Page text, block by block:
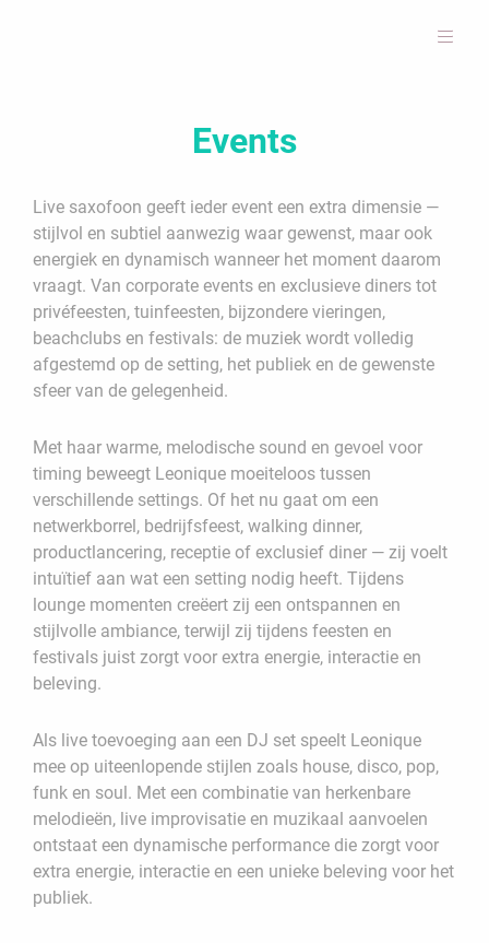
Events
Live saxofoon geeft ieder event een extra dimensie —
stijlvol en subtiel aanwezig waar gewenst, maar ook
energiek en dynamisch wanneer het moment daarom
vraagt. Van corporate events en exclusieve diners tot
privéfeesten, tuinfeesten, bijzondere vieringen,
beachclubs en festivals: de muziek wordt volledig
afgestemd op de setting, het publiek en de gewenste
sfeer van de gelegenheid.
Met haar warme, melodische sound en gevoel voor
timing beweegt Leonique moeiteloos tussen
verschillende settings. Of het nu gaat om een
netwerkborrel, bedrijfsfeest, walking dinner,
productlancering, receptie of exclusief diner — zij voelt
intuïtief aan wat een setting nodig heeft. Tijdens
lounge momenten creëert zij een ontspannen en
stijlvolle ambiance, terwijl zij tijdens feesten en
festivals juist zorgt voor extra energie, interactie en
beleving.
Als live toevoeging aan een DJ set speelt Leonique
mee op uiteenlopende stijlen zoals house, disco, pop,
funk en soul. Met een combinatie van herkenbare
melodieën, live improvisatie en muzikaal aanvoelen
ontstaat een dynamische performance die zorgt voor
extra energie, interactie en een unieke beleving voor het
publiek.